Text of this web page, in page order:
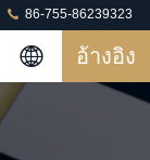
86-755-86239323
อ้างอิง